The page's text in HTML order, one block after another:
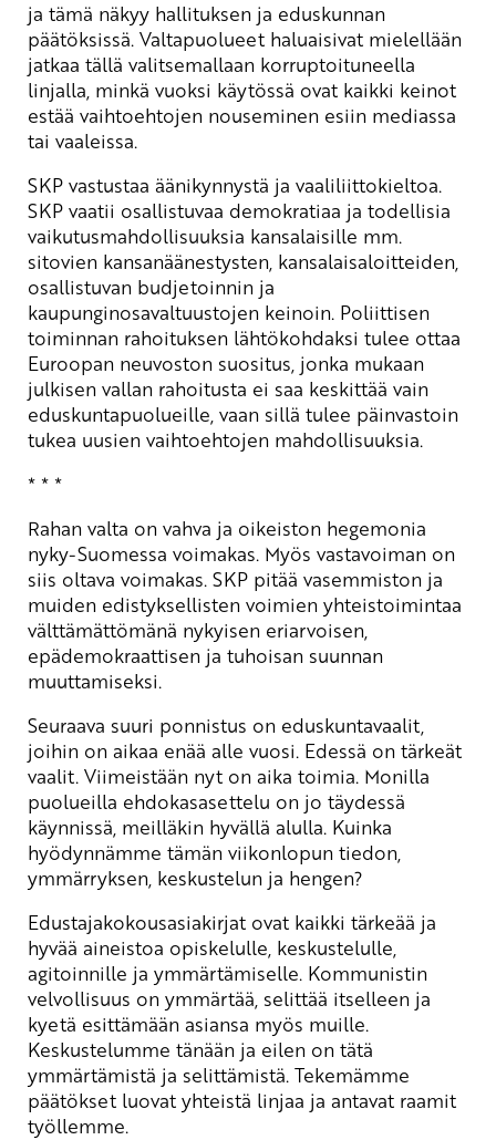
ja tämä näkyy hallituksen ja eduskunnan
päätöksissä. Valtapuolueet haluaisivat mielellään
jatkaa tällä valitsemallaan korruptoituneella
linjalla, minkä vuoksi käytössä ovat kaikki keinot
estää vaihtoehtojen nouseminen esiin mediassa
tai vaaleissa.
SKP vastustaa äänikynnystä ja vaaliliittokieltoa.
SKP vaatii osallistuvaa demokratiaa ja todellisia
vaikutusmahdollisuuksia kansalaisille mm.
sitovien kansanäänestysten, kansalaisaloitteiden,
osallistuvan budjetoinnin ja
kaupunginosavaltuustojen keinoin. Poliittisen
toiminnan rahoituksen lähtökohdaksi tulee ottaa
Euroopan neuvoston suositus, jonka mukaan
julkisen vallan rahoitusta ei saa keskittää vain
eduskuntapuolueille, vaan sillä tulee päinvastoin
tukea uusien vaihtoehtojen mahdollisuuksia.
* * *
Rahan valta on vahva ja oikeiston hegemonia
nyky-Suomessa voimakas. Myös vastavoiman on
siis oltava voimakas. SKP pitää vasemmiston ja
muiden edistyksellisten voimien yhteistoimintaa
välttämättömänä nykyisen eriarvoisen,
epädemokraattisen ja tuhoisan suunnan
muuttamiseksi.
Seuraava suuri ponnistus on eduskuntavaalit,
joihin on aikaa enää alle vuosi. Edessä on tärkeät
vaalit. Viimeistään nyt on aika toimia. Monilla
puolueilla ehdokasasettelu on jo täydessä
käynnissä, meilläkin hyvällä alulla. Kuinka
hyödynnämme tämän viikonlopun tiedon,
ymmärryksen, keskustelun ja hengen?
Edustajakokousasiakirjat ovat kaikki tärkeää ja
hyvää aineistoa opiskelulle, keskustelulle,
agitoinnille ja ymmärtämiselle. Kommunistin
velvollisuus on ymmärtää, selittää itselleen ja
kyetä esittämään asiansa myös muille.
Keskustelumme tänään ja eilen on tätä
ymmärtämistä ja selittämistä. Tekemämme
päätökset luovat yhteistä linjaa ja antavat raamit
työllemme.